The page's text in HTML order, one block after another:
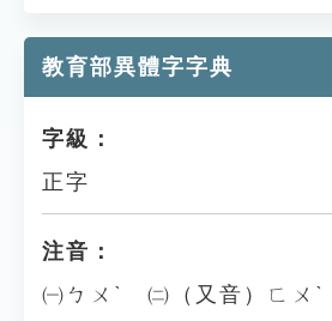
教育部異體字字典
字級：
正字
注音：
㈠ㄅㄨˋ ㈡（又音）ㄈㄨˋ